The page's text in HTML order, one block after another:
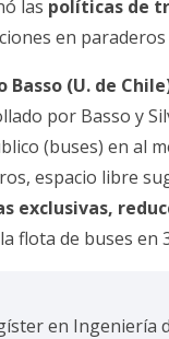
las políticas de
en
Basso (U. de Chile
por Basso y
(buses) en al
espacio libre
exclusivas,
flota de buses en
en Ingeniería